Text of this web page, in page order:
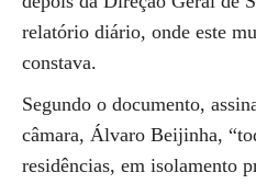
relatório diário, onde este
constava.
Segundo o documento,
câmara, Álvaro Beijinha,
residências, em isolamento